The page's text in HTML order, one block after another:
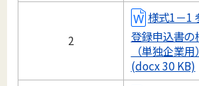
2
様式1－1
登録申込書の
（単独企業用）
(docx 30 KB)